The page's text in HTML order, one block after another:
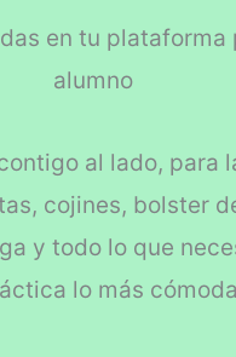
en tu plataforma
alumno
al lado, para
cojines, bolster
y todo lo que
lo más